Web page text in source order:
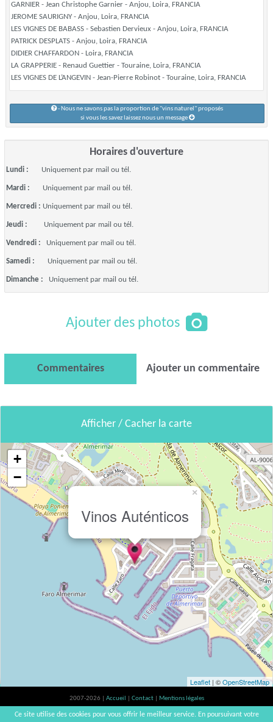
GARNIER - Jean Christophe Garnier - Anjou, Loira, FRANCIA
JEROME SAURIGNY - Anjou, Loira, FRANCIA
LES VIGNES DE BABASS - Sebastien Dervieux - Anjou, Loira, FRANCIA
PATRICK DESPLATS - Anjou, Loira, FRANCIA
DIDIER CHAFFARDON - Loira, FRANCIA
LA GRAPPERIE - Renaud Guettier - Touraine, Loira, FRANCIA
LES VIGNES DE L’ANGEVIN - Jean-Pierre Robinot - Touraine, Loira, FRANCIA
- Nous ne savons pas la proportion de "vins naturel" proposés
si vous les savez laissez nous un message
Horaires d'ouverture
Lundi : Uniquement par mail ou tél.
Mardi : Uniquement par mail ou tél.
Mercredi : Uniquement par mail ou tél.
Jeudi : Uniquement par mail ou tél.
Vendredi : Uniquement par mail ou tél.
Samedi : Uniquement par mail ou tél.
Dimanche : Uniquement par mail ou tél.
Ajouter des photos
Commentaires Ajouter un commentaire
Afficher / Cacher la carte
Vinos Auténticos
×
+
−
Leaflet | ©OpenStreetMap
2007-2026 | Accueil Contact
Mentions légales
L'abus d'alcool est dangereux pour la santé, à consommer avec modération. |
Ce site utilise des cookies pour vous offrir le meilleur service. En poursuivant votre